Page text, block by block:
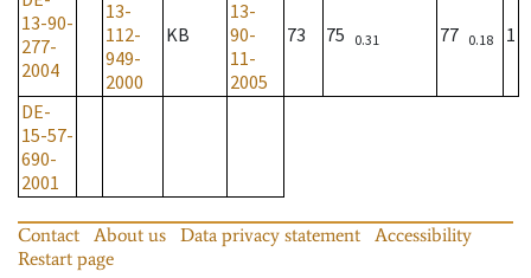
13-90-
277-
2004
13-
112-
949-
2000
KB
13-
90-
11-
2005
73 75 0.31 77 0.18 1
DE-
15-57-
690-
2001
Contact About us Data privacy statement
Accessibility
Restart page